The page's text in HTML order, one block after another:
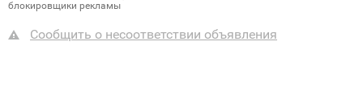
блокировщики рекламы
Сообщить о несоответствии объявления